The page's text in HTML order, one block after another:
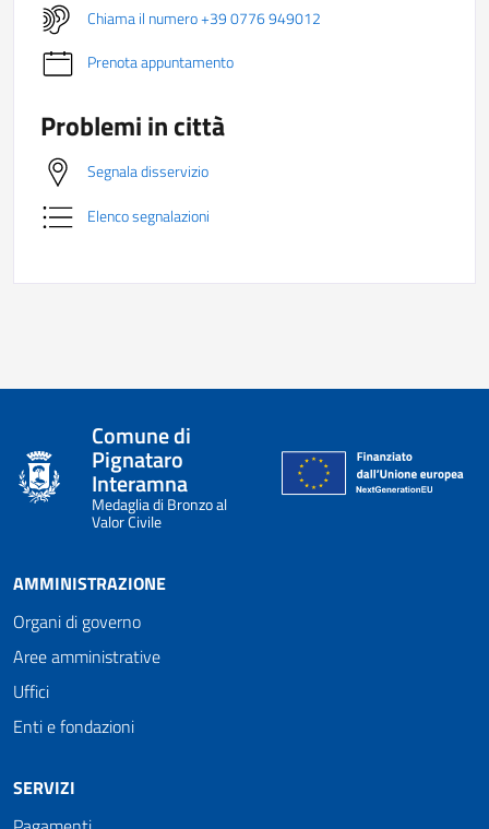
Chiama il numero +39 0776 949012
Prenota appuntamento
Problemi in città
Segnala disservizio
Elenco segnalazioni
Comune di
Pignataro
Interamna
Medaglia di Bronzo al
Valor Civile
AMMINISTRAZIONE
Organi di governo
Aree amministrative
Uffici
Enti e fondazioni
SERVIZI